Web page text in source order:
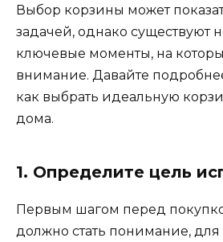
Выбор корзины может
задачей, однако существуют
ключевые моменты, на
внимание. Давайте
как выбрать идеальную
дома.
1. Определите цель
Первым шагом перед
должно стать понимание, для